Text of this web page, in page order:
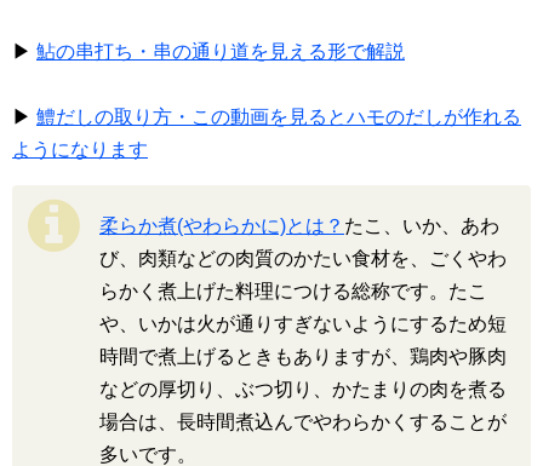
▶ 鮎の串打ち・串の通り道を見える形で解説
▶ 鱧だしの取り方・この動画を見るとハモのだしが作れる
ようになります
柔らか煮(やわらかに)とは？ たこ、いか、あわ
び、肉類などの肉質のかたい食材を、ごくやわ
らかく煮上げた料理につける総称です。たこ
や、いかは火が通りすぎないようにするため短
時間で煮上げるときもありますが、鶏肉や豚肉
などの厚切り、ぶつ切り、かたまりの肉を煮る
場合は、長時間煮込んでやわらかくすることが
多いです。